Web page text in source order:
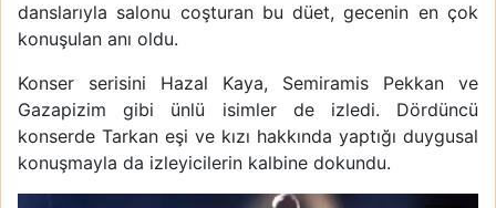
danslarıyla salonu coşturan bu düet, gecenin en çok
konuşulan anı oldu.
Konser serisini Hazal Kaya, Semiramis Pekkan ve
Gazapizim gibi ünlü isimler de izledi. Dördüncü
konserde Tarkan eşi ve kızı hakkında yaptığı duygusal
konuşmayla da izleyicilerin kalbine dokundu.